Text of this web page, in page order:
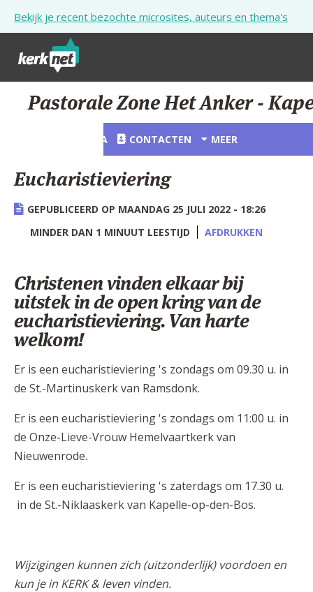
Bekijk je recent bezochte microsites, auteurs en thema's
STARTPAGINA
VIERINGEN
SHOP
ZOEKEN
MIJN PAROCHIE
AANMELDEN OF REGISTREREN
Pastorale Zone Het Anker -
STARTPAGINA CONTACTEN MEER
Eucharistieviering
GEPUBLICEERD OP MAANDAG 25 JULI 2022 - 18:26
MINDER DAN 1 MINUUT LEESTIJD
AFDRUKKEN
Christenen vinden elkaar bij
uitstek in de open kring van de
eucharistieviering. Van harte
welkom!
Er is een eucharistieviering 's zondags om 09.30 u. in
de St.-Martinuskerk van Ramsdonk.
Er is een eucharistieviering 's zondags om 11:00 u. in
de Onze-Lieve-Vrouw Hemelvaartkerk van
Nieuwenrode.
Er is een eucharistieviering 's zaterdags om 17.30 u.
in de St.-Niklaaskerk van Kapelle-op-den-Bos.
Wijzigingen kunnen zich (uitzonderlijk) voordoen en
kun je in KERK & leven vinden.